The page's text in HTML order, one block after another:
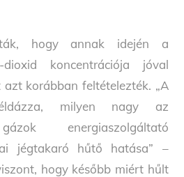
hogy annak idején a
koncentrációja jóval
korábban feltételezték. „A
milyen nagy az
energiaszolgáltató
jégtakaró hűtő hatása” –
hogy később miért hűlt